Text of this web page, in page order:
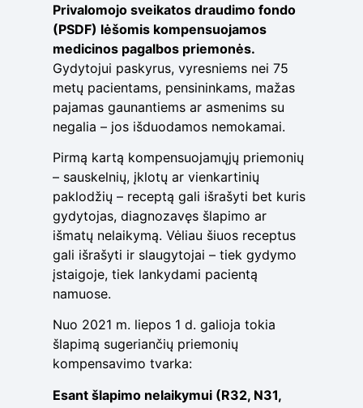
Privalomojo sveikatos draudimo fondo
(PSDF) lėšomis kompensuojamos
medicinos pagalbos priemonės.
Gydytojui paskyrus, vyresniems nei 75
metų pacientams, pensininkams, mažas
pajamas gaunantiems ar asmenims su
negalia – jos išduodamos nemokamai.
Pirmą kartą kompensuojamųjų priemonių
– sauskelnių, įklotų ar vienkartinių
paklodžių – receptą gali išrašyti bet kuris
gydytojas, diagnozavęs šlapimo ar
išmatų nelaikymą. Vėliau šiuos receptus
gali išrašyti ir slaugytojai – tiek gydymo
įstaigoje, tiek lankydami pacientą
namuose.
Nuo 2021 m. liepos 1 d. galioja tokia
šlapimą sugeriančių priemonių
kompensavimo tvarka:
Esant šlapimo nelaikymui (R32, N31,